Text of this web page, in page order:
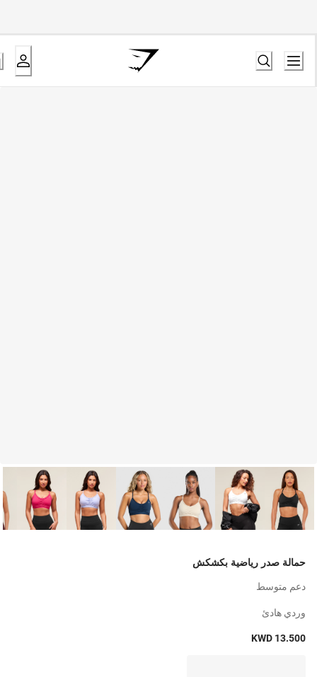
حمالة صدر رياضية بكشكش
دعم متوسط
وردي هادئ
KWD 13.500